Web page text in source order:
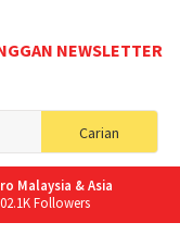
NEWSLETTER
Carian
for:
Malaysia & Asia
Followers